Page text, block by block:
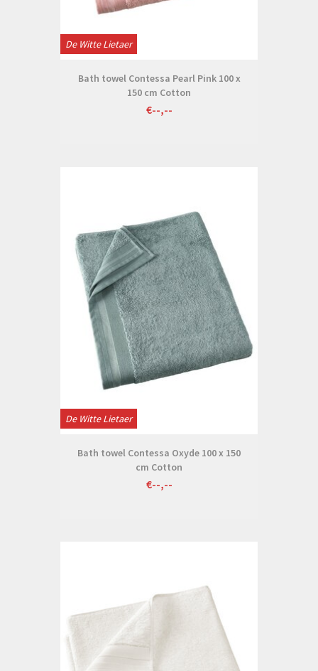
De Witte Lietaer
Bath towel Contessa Pearl Pink 100 x
150 cm Cotton
€--,--
De Witte Lietaer
Bath towel Contessa Oxyde 100 x 150
cm Cotton
€--,--